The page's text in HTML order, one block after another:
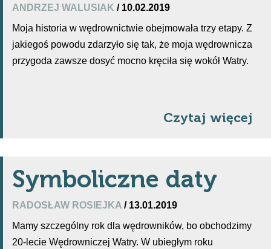
ANDRZEJ WALUSIAK / 10.02.2019
Moja historia w wędrownictwie obejmowała trzy etapy. Z
jakiegoś powodu zdarzyło się tak, że moja wędrownicza
przygoda zawsze dosyć mocno kręciła się wokół Watry.
Czytaj więcej
Symboliczne daty
RADOSŁAW ROSIEJKA / 13.01.2019
Mamy szczególny rok dla wędrowników, bo obchodzimy
20-lecie Wędrowniczej Watry. W ubiegłym roku